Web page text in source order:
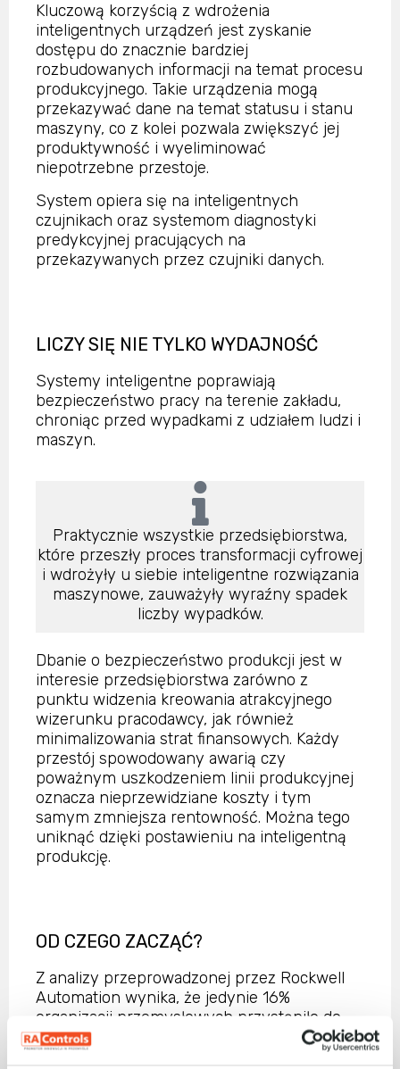
Kluczową korzyścią z wdrożenia
inteligentnych urządzeń jest zyskanie
dostępu do znacznie bardziej
rozbudowanych informacji na temat procesu
produkcyjnego. Takie urządzenia mogą
przekazywać dane na temat statusu i stanu
maszyny, co z kolei pozwala zwiększyć jej
produktywność i wyeliminować
niepotrzebne przestoje.
System opiera się na inteligentnych
czujnikach oraz systemom diagnostyki
predykcyjnej pracujących na
przekazywanych przez czujniki danych.
LICZY SIĘ NIE TYLKO WYDAJNOŚĆ
Systemy inteligentne poprawiają
bezpieczeństwo pracy na terenie zakładu,
chroniąc przed wypadkami z udziałem ludzi i
maszyn.
Praktycznie wszystkie przedsiębiorstwa,
które przeszły proces transformacji cyfrowej
i wdrożyły u siebie inteligentne rozwiązania
maszynowe, zauważyły wyraźny spadek
liczby wypadków.
Dbanie o bezpieczeństwo produkcji jest w
interesie przedsiębiorstwa zarówno z
punktu widzenia kreowania atrakcyjnego
wizerunku pracodawcy, jak również
minimalizowania strat finansowych. Każdy
przestój spowodowany awarią czy
poważnym uszkodzeniem linii produkcyjnej
oznacza nieprzewidziane koszty i tym
samym zmniejsza rentowność. Można tego
uniknąć dzięki postawieniu na inteligentną
produkcję.
OD CZEGO ZACZĄĆ?
Z analizy przeprowadzonej przez Rockwell
Automation wynika, że jedynie 16%
organizacji przemysłowych przystąpiło do
realizacji programów transformacji cyfrowej
w skali całego przedsiębiorstwa.